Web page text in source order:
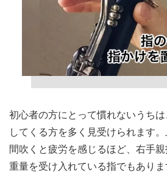
初心者の方にとって慣れないうち
してくる方を多く見受けられます
間吹くと疲労を感じるほど、右手
重量を受け入れている指でもありま